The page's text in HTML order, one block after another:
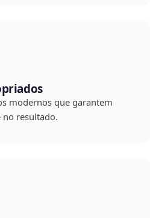
modernos que garantem
no resultado.